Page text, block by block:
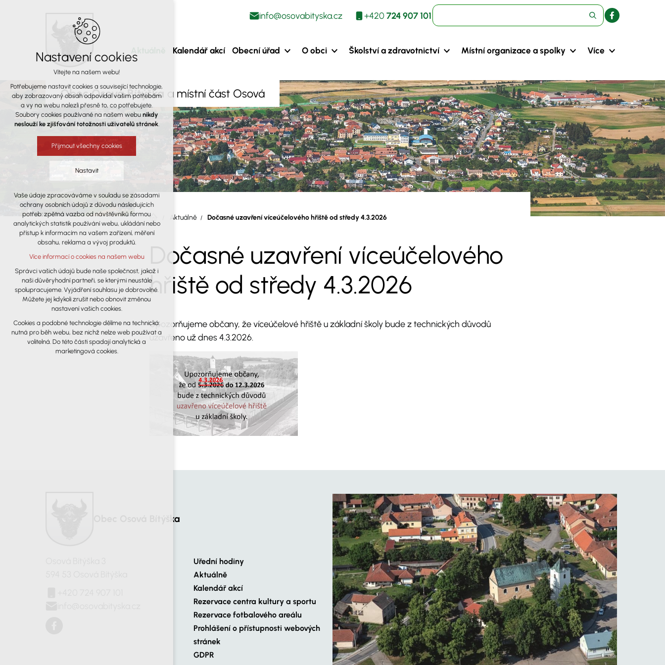
info@osovabityska.cz +420724 907 101
Kalendář akcí Obecní úřad O obci Školství a zdravotnictví Místní organizace a spolky Více
Obec Osová Bítýška a místní část Osová
Aktuálně Dočasné uzavření víceúčelového hřiště od středy 4.3.2026
Dočasné uzavření víceúčelového
hřiště od středy 4.3.2026
Upozorňujeme občany, že víceúčelové hřiště u základní školy bude z technických důvodů
uzavřeno už dnes 4.3.2026.
Obec Osová Bítýška
Uřední hodiny
Aktuálně
Kalendář akcí
Rezervace centra kultury a sportu
Rezervace fotbalového areálu
Prohlášení o přístupnosti webových
stránek
GDPR
Nastavení cookies
Vítejte na našem webu!
Potřebujeme nastavit cookies a související technologie,
aby zobrazovaný obsah odpovídal vašim potřebám
a vy na webu nalezli přesně to, co potřebujete.
Soubory cookies používané na našem webu nikdy
neslouží ke zjišťování totožnosti uživatelů stránek.
Přijmout všechny cookies
Nastavit
Technická cookies
nutná pro provozování webu
udržení kontextu stránek (session): případná
přihlášení, volby jazyka, apod.
analytická pro anonymizované
vyhodnocení návštěvnosti
marketingová cookies (Google)
Více informací o cookies na našem webu
Přijmout všechny cookies
Odmítnout vše
Vaše údaje zpracováváme v souladu se zásadami
ochrany osobních údajů z důvodu následujících
potřeb: zpětná vazba od návštěvníků formou
analytických statistik používání webu, ukládání nebo
přístup k informacím na vašem zařízení, měření
obsahu, reklama a vývoj produktů.
Více informací o cookies na našem webu
Správci vašich údajů bude naše společnost, jakož i
naši důvěryhodní partneři, se kterými neustále
spolupracujeme. Vyjádření souhlasu je dobrovolné.
Můžete jej kdykoli zrušit nebo obnovit změnou
nastavení vašich cookies.
Cookies a podobné technologie dělíme na technická:
nutná pro běh webu, bez nichž nelze web používat a
volitelná. Do této části spadají analytická a
marketingová cookies.